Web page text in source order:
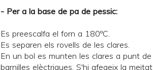
- Per a la base de pa de pessic:
Es preescalfa el forn a 180ºC.
Es separen els rovells de les clares.
En un bol es munten les clares a punt
barnilles elèctriques. S'hi afegeix la